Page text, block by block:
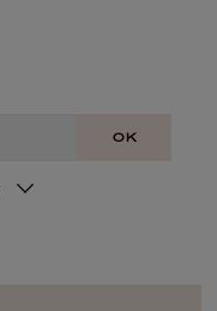
OK